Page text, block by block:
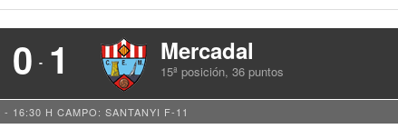
0 - 1 Mercadal
15ª posición, 36 puntos
- 16:30 H CAMPO: SANTANYI F-11